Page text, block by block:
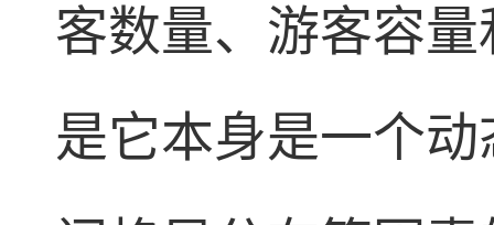
客数量、游客容
是它本身是一个